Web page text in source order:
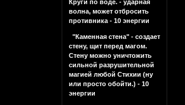
Круги по воде. - ударная
волна, может отбросить
противника - 10 энергии
"Каменная стена" - создает
стену, щит перед магом.
Стену можно уничтожить
сильной разрушительной
магией любой Стихии (ну
или просто обойти.) - 10
энергии